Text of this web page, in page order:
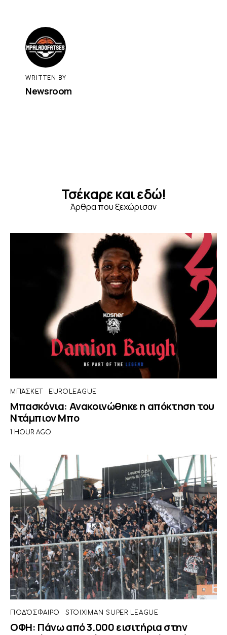
WRITTEN BY
Newsroom
Τσέκαρε και εδώ!
Άρθρα που ξεχώρισαν
ΜΠΆΣΚΕΤ EUROLEAGUE
Μπασκόνια: Ανακοινώθηκε η απόκτηση του
Ντάμπιον Μπο
1 HOUR AGO
ΠΟΔΌΣΦΑΙΡΟ STOIXIMAN SUPER LEAGUE
ΟΦΗ: Πάνω από 3.000 εισιτήρια στην